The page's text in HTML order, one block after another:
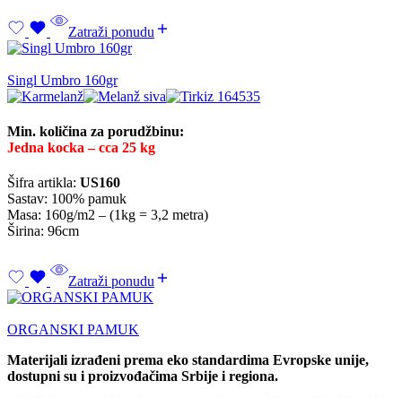
Zatraži ponudu
Singl Umbro 160gr
Min. količina za porudžbinu:
Jedna kocka – cca 25 kg
Šifra artikla: US160
Sastav: 100% pamuk
Masa: 160g/m2 – (1kg = 3,2 metra)
Širina: 96cm
Zatraži ponudu
ORGANSKI PAMUK
Materijali izrađeni prema eko standardima Evropske unije,
dostupni su i proizvođačima Srbije i regiona.